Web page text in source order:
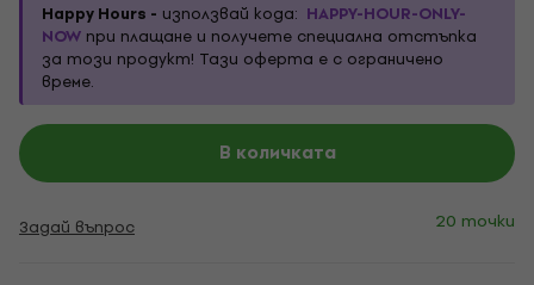
Happy Hours - използвай кода: HAPPY-HOUR-ONLY-
NOW при плащане и получете специална отстъпка
за този продукт! Тази оферта е с ограничено
време.
В количката
Задай въпрос 20 точки